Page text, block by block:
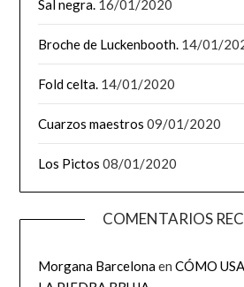
Sal negra. 16/01/2020
Broche de Luckenbooth. 14/01/
Fold celta. 14/01/2020
Cuarzos maestros 09/01/2020
Los Pictos 08/01/2020
COMENTARIOS
Morgana BarcelonaenCÓMO